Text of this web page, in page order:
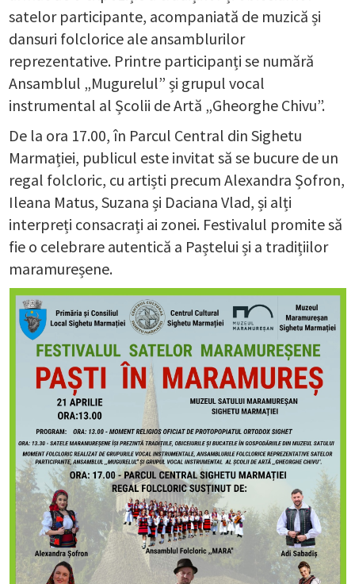
satelor participante, acompaniată de muzică și
dansuri folclorice ale ansamblurilor
reprezentative. Printre participanți se numără
Ansamblul „Mugurelul” și grupul vocal
instrumental al Școlii de Artă „Gheorghe Chivu”.
De la ora 17.00, în Parcul Central din Sighetu
Marmației, publicul este invitat să se bucure de un
regal folcloric, cu artiști precum Alexandra Șofron,
Ileana Matus, Suzana și Daciana Vlad, și alți
interpreți consacrați ai zonei. Festivalul promite să
fie o celebrare autentică a Paștelui și a tradițiilor
maramureșene.